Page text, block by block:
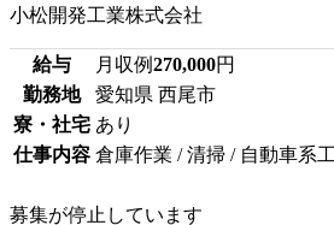
小松開発工業株式会社
給与 月収例270,000円
勤務地
愛知県 西尾市
寮・社宅 あり
仕事内容 倉庫作業 / 清掃 / 自動車系
募集が停止しています